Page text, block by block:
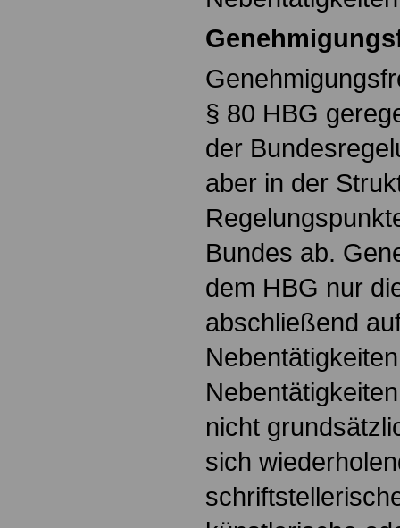
§ 80 HBG
der
aber in der
Bundes ab.
dem HBG nur
abschließend
nicht
sich